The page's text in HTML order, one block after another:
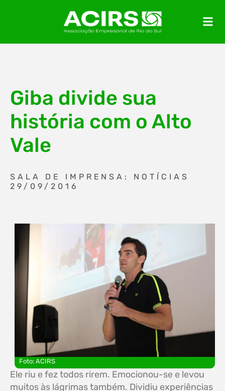
Giba divide sua
história com o Alto
Vale
SALA DE IMPRENSA: NOTÍCIAS
29/09/2016
Foto: ACIRS
Ele riu e fez todos rirem. Emocionou-se e levou
muitos às lágrimas também. Dividiu experiências